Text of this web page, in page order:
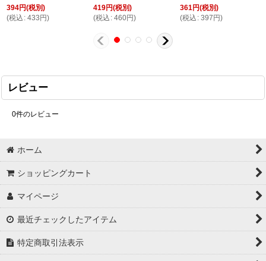
394円(税別)
(税込 : 433 円)
419円(税別)
(税込 : 460円)
361円(税別)
(税込 : 397 円)
レビュー
0件のレビュー
ホーム
ショッピングカート
マイページ
最近チェックしたアイテム
特定商取引法表示